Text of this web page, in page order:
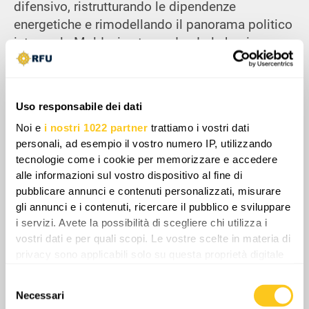
Uso responsabile dei dati
Noi e i nostri 1022 partner trattiamo i vostri dati
personali, ad esempio il vostro numero IP, utilizzando
tecnologie come i cookie per memorizzare e accedere
alle informazioni sul vostro dispositivo al fine di
pubblicare annunci e contenuti personalizzati, misurare
gli annunci e i contenuti, ricercare il pubblico e sviluppare
i servizi. Avete la possibilità di scegliere chi utilizza i
vostri dati e per quali scopi. Le vostre scelte in materia di
privacy sono applicabili solo su questa proprietà digitale
modificare o revocare il proprio consenso in qualsiasi
momento dalla Dichiarazione sui cookie o facendo clic
delNecessari
difensivo, ristrutturando le dipendenze
energetiche e rimodellando il panorama politico
interno, la Moldavia sta erodendo le basi
dell’influenza storica della Russia. Nel
verso la Romania e l’Unione Europea, riducendo
lo spazio in cui gli attori filo-cremlini possono
operare. Nel loro insieme, questi cambiamenti
indicano un riallineamento strategico che mette
in discussione ciò che resta della sfera post-
sovietica russa e apre la strada a una nuova
architettura di sicurezza sul confine orientale
dell’Europa.